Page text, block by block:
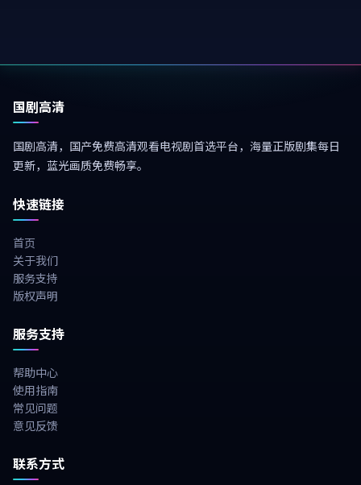
国剧高清
国剧高清，国产免费高清观看电视剧首选平台，海量正版剧集每日
更新，蓝光画质免费畅享。
快速链接
首页
关于我们
服务支持
版权声明
服务支持
帮助中心
使用指南
常见问题
意见反馈
联系方式